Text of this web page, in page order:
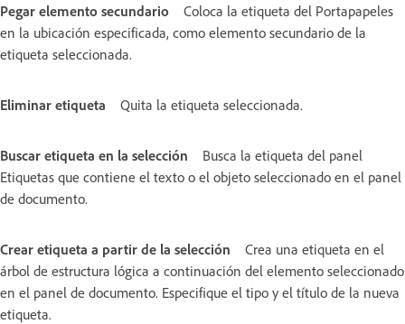
Pegar elemento secundario
Coloca la etiqueta del Portapapeles
en la ubicación especificada, como elemento secundario de la
etiqueta seleccionada.
Eliminar etiqueta Quita la etiqueta seleccionada.
Buscar etiqueta en la selección
Busca la etiqueta del panel
Etiquetas que contiene el texto o el objeto seleccionado en el panel
de documento.
Crear etiqueta a partir de la selección
Crea una etiqueta en el
árbol de estructura lógica a continuación del elemento seleccionado
en el panel de documento. Especifique el tipo y el título de la nueva
etiqueta.